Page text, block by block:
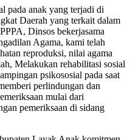
pada anak yang terjadi di
Daerah yang terkait dalam
Dinsos bekerjasama
Agama, kami telah
reproduksi, nilai agama
Melakukan rehabilitasi sosial
psikososial pada saat
perlindungan dan
mulai dari
pemeriksaan di sidang